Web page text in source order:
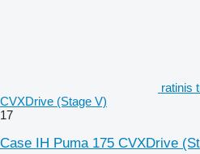
ratinis
CVXDrive (Stage V)
17
Case IH Puma 175 CVXDrive